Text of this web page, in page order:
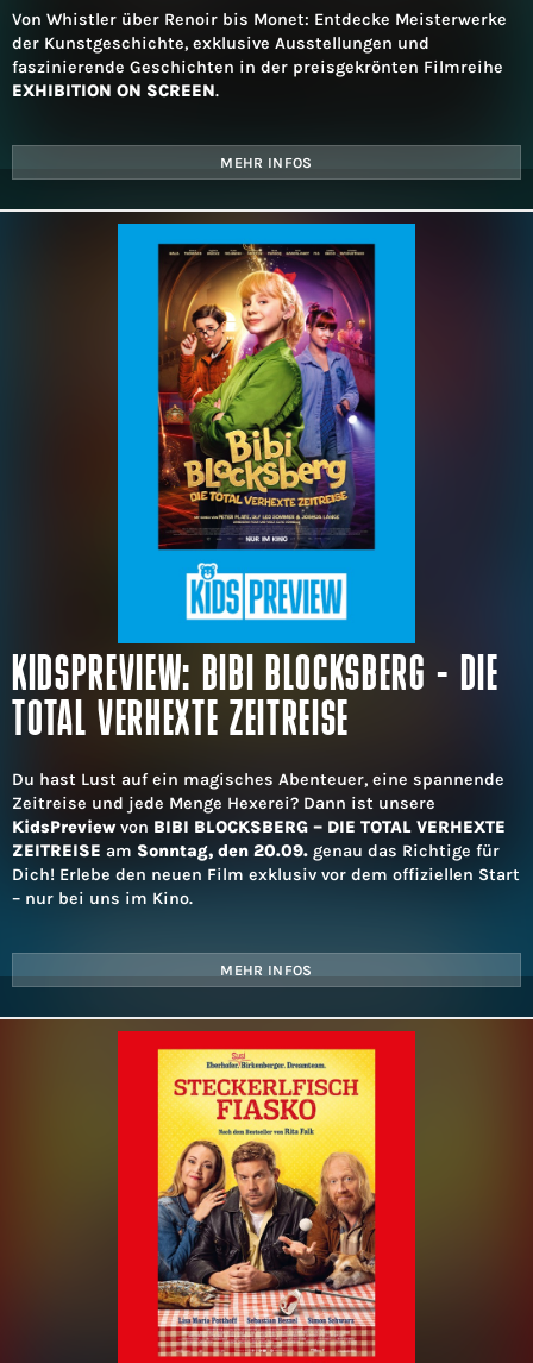
Von Whistler über Renoir bis Monet: Entdecke Meisterwerke
der Kunstgeschichte, exklusive Ausstellungen und
faszinierende Geschichten in der preisgekrönten Filmreihe
EXHIBITION ON SCREEN.
MEHR INFOS
KIDSPREVIEW: BIBI BLOCKSBERG - DIE
TOTAL VERHEXTE ZEITREISE
Du hast Lust auf ein magisches Abenteuer, eine spannende
Zeitreise und jede Menge Hexerei? Dann ist unsere
KidsPreviewvon BIBI BLOCKSBERG – DIE TOTAL VERHEXTE
ZEITREISE am Sonntag, den 20.09. genau das Richtige für
Dich! Erlebe den neuen Film exklusiv vor dem offiziellen Start
– nur bei uns im Kino.
MEHR INFOS